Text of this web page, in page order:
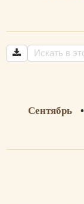
Проверь себя
Сентябрь •